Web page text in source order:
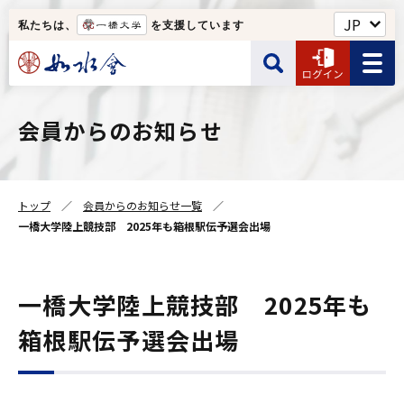
私たちは、 を支援しています
如水会館・一橋クラブなど
如水会について
サイト内検索
ユーザー名
ユーザー名の入力は半角です。
会員からのお知らせ
トップ
会員からのお知らせ一覧
一橋大学陸上競技部 2025年も箱根駅伝予選会出場
一橋大学陸上競技部 2025年も
箱根駅伝予選会出場